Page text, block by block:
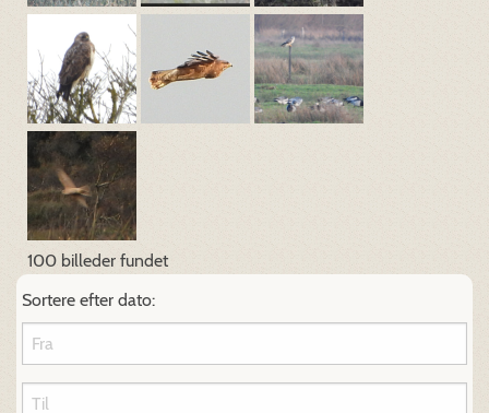
100 billeder fundet
Sortere efter dato: